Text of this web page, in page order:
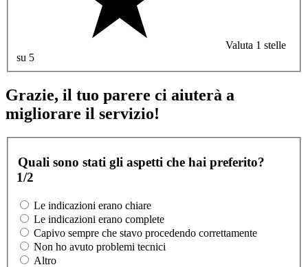
Valuta 1 stelle
su 5
Grazie, il tuo parere ci aiuterà a
migliorare il servizio!
Quali sono stati gli aspetti che hai preferito?
1/2
Le indicazioni erano chiare
Le indicazioni erano complete
Capivo sempre che stavo procedendo correttamente
Non ho avuto problemi tecnici
Altro